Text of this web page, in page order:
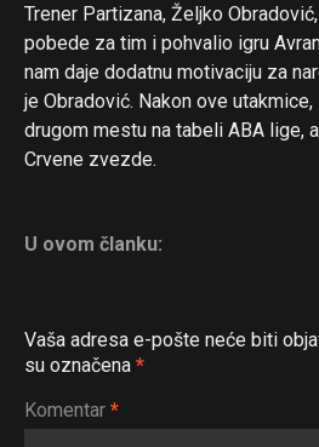
Trener Partizana, Željko
pobede za tim i pohvalio igru
nam daje dodatnu motivaciju za
je Obradović. Nakon ove
drugom mestu na tabeli ABA lige,
Crvene zvezde.
U ovom članku:
Vaša adresa e-pošte neće biti
su označena *
Komentar *